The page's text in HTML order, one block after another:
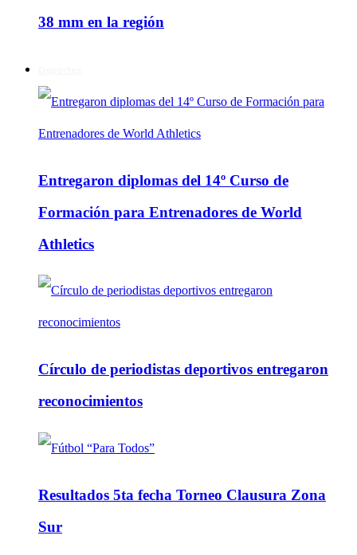
38 mm en la región
Entregaron diplomas del 14º Curso de
Formación para Entrenadores de World
Athletics
Círculo de periodistas deportivos entregaron
reconocimientos
Resultados 5ta fecha Torneo Clausura Zona
Sur